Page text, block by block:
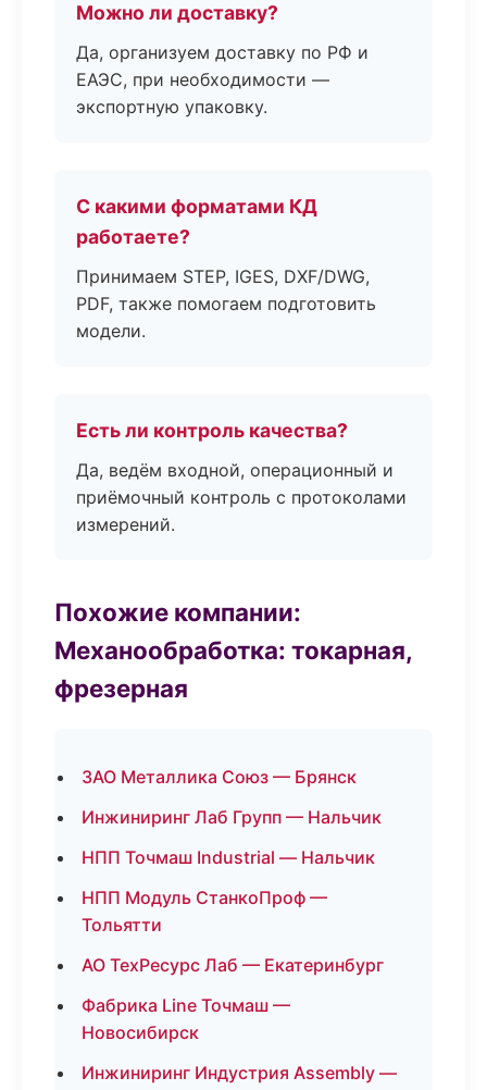
Можно ли доставку?
Да, организуем доставку по РФ и
ЕАЭС, при необходимости —
экспортную упаковку.
С какими форматами КД
работаете?
Принимаем STEP, IGES, DXF/DWG,
PDF, также помогаем подготовить
модели.
Есть ли контроль качества?
Да, ведём входной, операционный и
приёмочный контроль с протоколами
измерений.
Похожие компании:
Механообработка: токарная,
фрезерная
ЗАО Металлика Союз — Брянск
Инжиниринг Лаб Групп — Нальчик
НПП Точмаш Industrial — Нальчик
НПП Модуль СтанкоПроф —
Тольятти
АО ТехРесурс Лаб — Екатеринбург
Фабрика Line Точмаш —
Новосибирск
Инжиниринг Индустрия Assembly —